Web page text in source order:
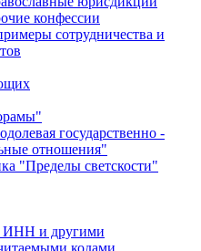
конфессии
сотрудничества и
государственно -
отношения"
"Пределы светскости"
ИНН и другими
кодами